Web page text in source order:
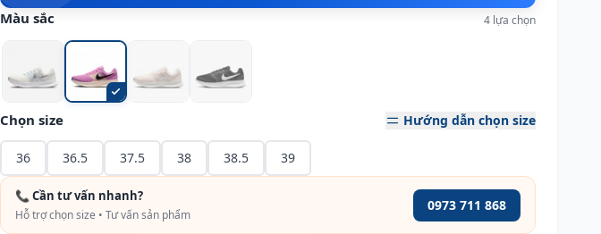
Màu sắc 4 lựa chọn
Chọn size Hướng dẫn chọn size
36 36.5 37.5 38 38.5 39
📞 Cần tư vấn nhanh?
Hỗ trợ chọn size • Tư vấn sản phẩm
0973 711 868